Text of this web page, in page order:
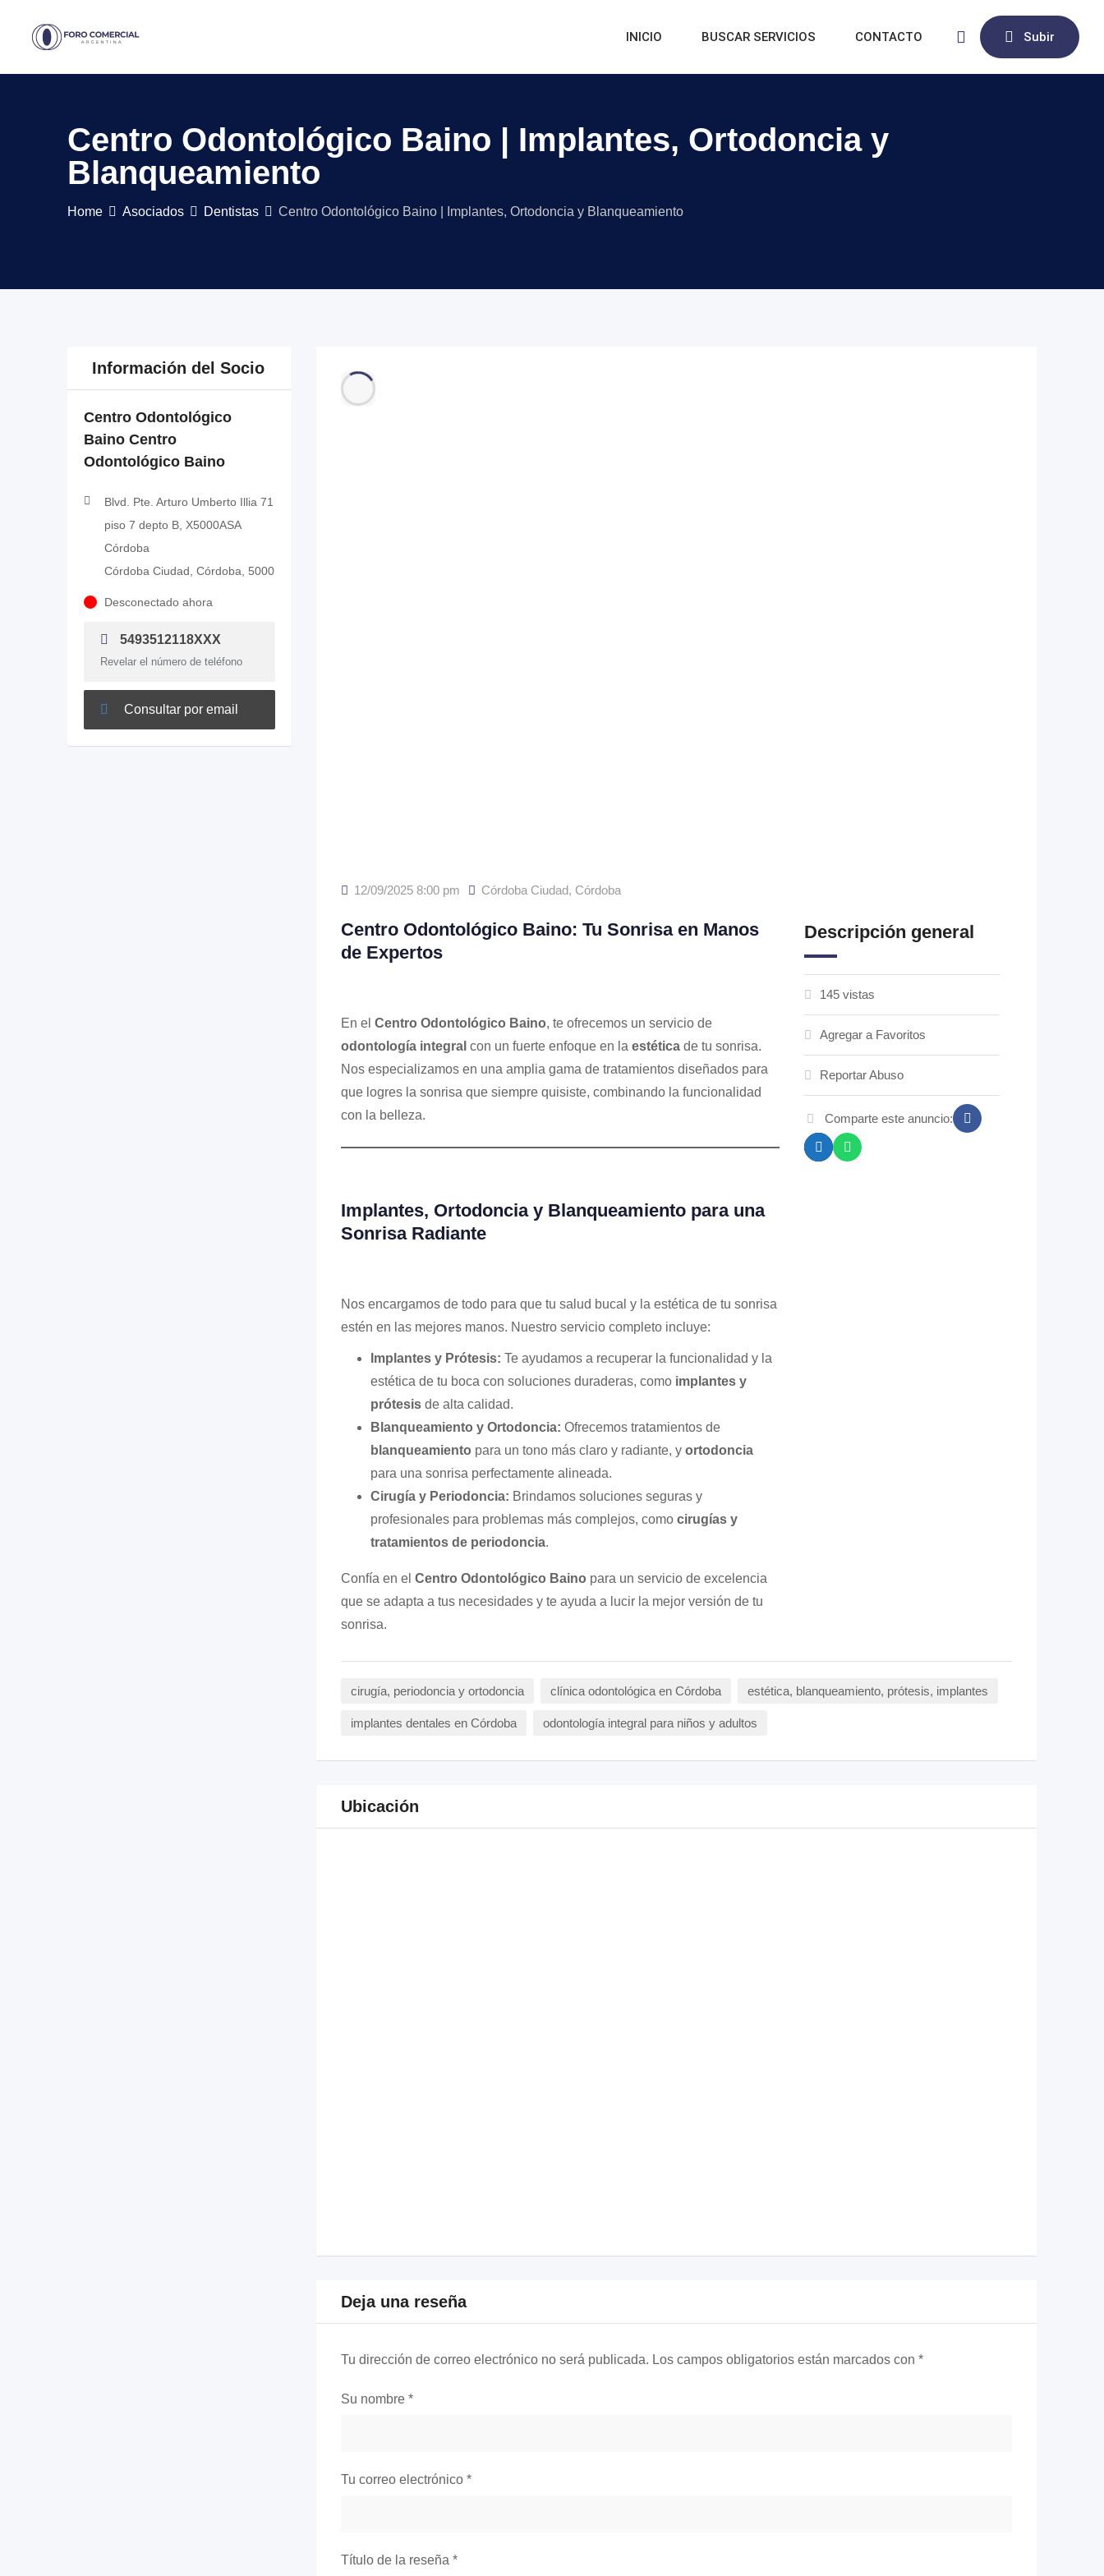
Subir
INICIO BUSCAR SERVICIOS CONTACTO
Centro Odontológico Baino | Implantes, Ortodoncia y
Blanqueamiento
Home Asociados Dentistas Centro Odontológico Baino | Implantes, Ortodoncia y Blanqueamiento
Información del Socio
Centro Odontológico
Baino Centro
Odontológico Baino
Blvd. Pte. Arturo Umberto Illia 71
piso 7 depto B, X5000ASA
Córdoba
Córdoba Ciudad, Córdoba, 5000
Desconectado ahora
5493512118XXX
Revelar el número de teléfono
Consultar por email
12/09/2025 8:00 pm Córdoba Ciudad, Córdoba
Centro Odontológico Baino: Tu Sonrisa en Manos
de Expertos
En el Centro Odontológico Baino, te ofrecemos un servicio de
odontología integral con un fuerte enfoque en la estéticade tu sonrisa.
Nos especializamos en una amplia gama de tratamientos diseñados para
que logres la sonrisa que siempre quisiste, combinando la funcionalidad
con la belleza.
Implantes, Ortodoncia y Blanqueamiento para una
Sonrisa Radiante
Nos encargamos de todo para que tu salud bucal y la estética de tu sonrisa
estén en las mejores manos. Nuestro servicio completo incluye:
Implantes y Prótesis: Te ayudamos a recuperar la funcionalidad y la
estética de tu boca con soluciones duraderas, como implantes y
prótesisde alta calidad.
Blanqueamiento y Ortodoncia: Ofrecemos tratamientos de
blanqueamiento para un tono más claro y radiante, y ortodoncia
para una sonrisa perfectamente alineada.
Cirugía y Periodoncia: Brindamos soluciones seguras y
profesionales para problemas más complejos, como cirugías y
tratamientos de periodoncia.
Confía en el Centro Odontológico Baino para un servicio de excelencia
que se adapta a tus necesidades y te ayuda a lucir la mejor versión de tu
sonrisa.
Descripción general
145 vistas
Agregar a Favoritos
Reportar Abuso
Comparte este anuncio:
cirugía, periodoncia y ortodoncia clínica odontológica en Córdoba estética, blanqueamiento, prótesis, implantes
implantes dentales en Córdoba odontología integral para niños y adultos
Ubicación
Deja una reseña
Tu dirección de correo electrónico no será publicada. Los campos obligatorios están marcados con *
Su nombre *
Tu correo electrónico *
Título de la reseña *